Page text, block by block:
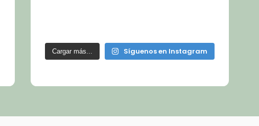
Cargar más... Síguenos en Instagram